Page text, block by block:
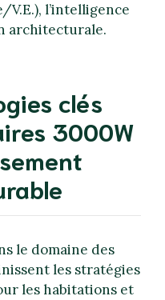
l’intelligence
architecturale.
clés
3000W
le domaine des
les stratégies
les habitations et